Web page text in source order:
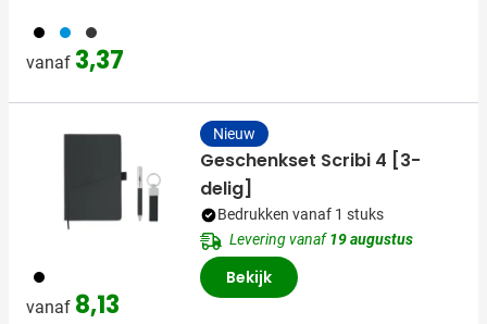
001 002 003
vanaf 3,37
001
vanaf 8,13
Nieuw
Geschenkset Scribi 4 [3-
delig]
Bedrukken vanaf 1 stuks
Levering vanaf19 augustus
Bekijk